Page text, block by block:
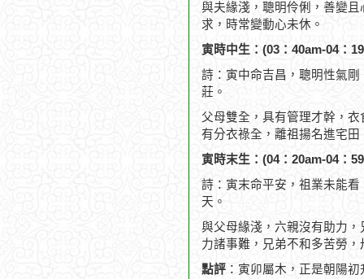
與夫緣淺，聰明伶俐，善變
求，時常變動心未休。
寅時中生：(03：40am-04：
詩：寅中命吉昌，聰明性氣
莊。
父母雙全，具有管理才幹，
有分衣祿全，離祖揚名進宅田
寅時末生：(04：20am-04：
詩：寅末命平安，祖業未能
天。
與父母緣淺，六親沒有助力
力諸事難，兄弟不和多苦勞
點評 ：寅卯屬木，正是朝陽